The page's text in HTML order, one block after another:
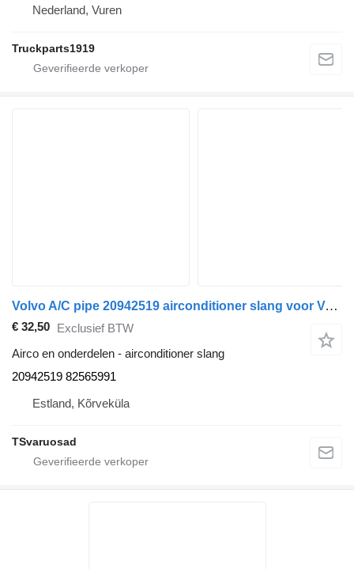
Nederland, Vuren
Truckparts1919
Volvo A/C pipe 20942519 airconditioner slang voor Volvo FE280 vrachtwagen
€ 32,50 Exclusief BTW
Airco en onderdelen - airconditioner slang
20942519 82565991
Estland, Kõrveküla
TSvaruosad